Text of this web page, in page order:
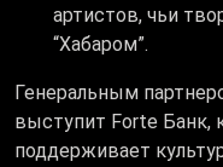
артистов, чьи
“Хабаром”.
Генеральным
выступит Forte Банк,
поддерживает